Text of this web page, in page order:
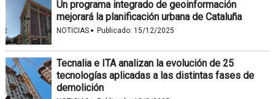
Un programa integrado de geoinformación
mejorará la planificación urbana de Cataluña
NOTICIAS · Publicado: 15/12/2025
Tecnalia e ITA analizan la evolución de 25
tecnologías aplicadas a las distintas fases de
demolición